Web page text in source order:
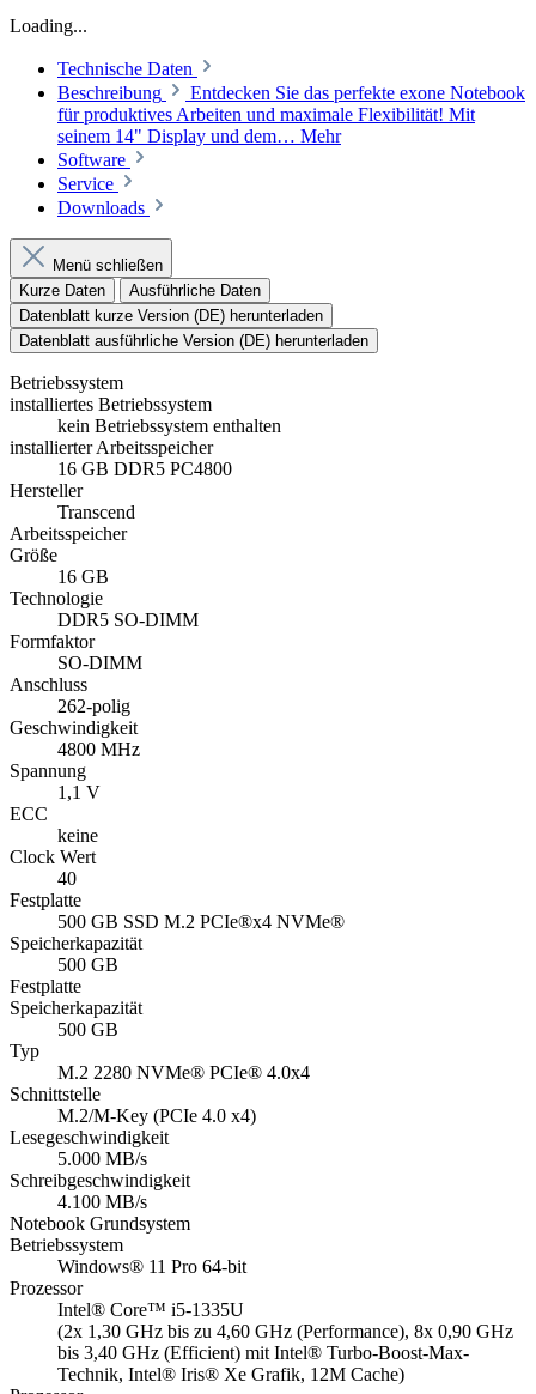
Loading...
Technische Daten
Beschreibung
Entdecken Sie das perfekte exone Notebook
für produktives Arbeiten und maximale Flexibilität! Mit
seinem 14" Display und dem… Mehr
Software
Service
Downloads
Menü schließen
Kurze Daten
Ausführliche Daten
Datenblatt kurze Version (DE) herunterladen
Datenblatt ausführliche Version (DE) herunterladen
Betriebssystem
installiertes Betriebssystem
kein Betriebssystem enthalten
installierter Arbeitsspeicher
16 GB DDR5 PC4800
Hersteller
Transcend
Arbeitsspeicher
Größe
16 GB
Technologie
DDR5 SO-DIMM
Formfaktor
SO-DIMM
Anschluss
262-polig
Geschwindigkeit
4800 MHz
Spannung
1,1 V
ECC
keine
Clock Wert
40
Festplatte
500 GB SSD M.2 PCIe®x4 NVMe®
Speicherkapazität
500 GB
Festplatte
Speicherkapazität
500 GB
Typ
M.2 2280 NVMe® PCIe® 4.0x4
Schnittstelle
M.2/​M-Key (PCIe 4.0 x4)
Lesegeschwindigkeit
5.000 MB/s
Schreibgeschwindigkeit
4.100 MB/s
Notebook Grundsystem
Betriebssystem
Windows® 11 Pro 64-bit
Prozessor
Intel® Core™ i5-1335U
(2x 1,30 GHz bis zu 4,60 GHz (Performance), 8x 0,90 GHz
bis 3,40 GHz (Efficient) mit Intel® Turbo-Boost-Max-
Technik, Intel® Iris® Xe Grafik, 12M Cache)